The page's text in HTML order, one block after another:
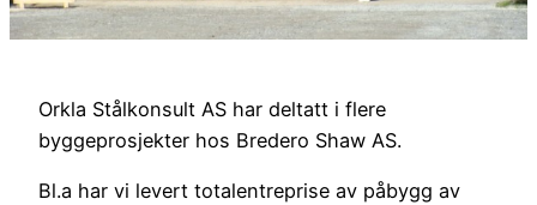
Orkla Stålkonsult AS har deltatt i flere
byggeprosjekter hos Bredero Shaw AS.
Bl.a har vi levert totalentreprise av påbygg av